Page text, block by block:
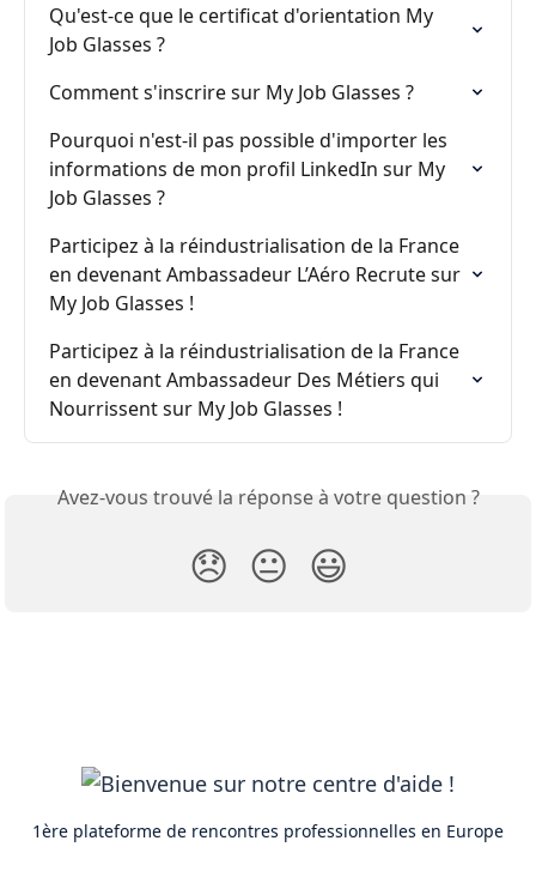
Qu'est-ce que le certificat d'orientation My
Job Glasses ?
Comment s'inscrire sur My Job Glasses ?
Pourquoi n'est-il pas possible d'importer les
informations de mon profil LinkedIn sur My
Job Glasses ?
Participez à la réindustrialisation de la France
en devenant Ambassadeur L’Aéro Recrute sur
My Job Glasses !
Participez à la réindustrialisation de la France
en devenant Ambassadeur Des Métiers qui
Nourrissent sur My Job Glasses !
Avez-vous trouvé la réponse à votre question ?
😞 😐 😃
1ère plateforme de rencontres professionnelles en Europe